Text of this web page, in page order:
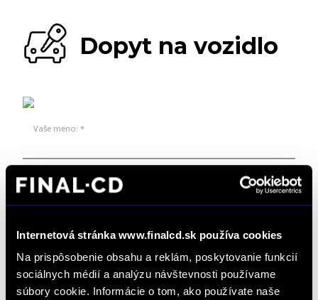
Internetová stránka www.finalcd.sk používa cookies
Na prispôsobenie obsahu a reklám, poskytovanie funkcií
sociálnych médií a analýzu návštevnosti používame
súbory cookie. Informácie o tom, ako používate naše
Dopyt na vozidlo
Vaše meno: *
Spoločnosť:
Telefón: *